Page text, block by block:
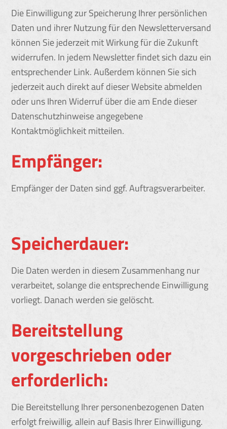
Die Einwilligung zur Speicherung Ihrer persönlichen
Daten und ihrer Nutzung für den Newsletterversand
können Sie jederzeit mit Wirkung für die Zukunft
widerrufen. In jedem Newsletter findet sich dazu ein
entsprechender Link. Außerdem können Sie sich
jederzeit auch direkt auf dieser Website abmelden
oder uns Ihren Widerruf über die am Ende dieser
Datenschutzhinweise angegebene
Kontaktmöglichkeit mitteilen.
Empfänger:
Empfänger der Daten sind ggf. Auftragsverarbeiter.
Speicherdauer:
Die Daten werden in diesem Zusammenhang nur
verarbeitet, solange die entsprechende Einwilligung
vorliegt. Danach werden sie gelöscht.
Bereitstellung
vorgeschrieben oder
erforderlich:
Die Bereitstellung Ihrer personenbezogenen Daten
erfolgt freiwillig, allein auf Basis Ihrer Einwilligung.